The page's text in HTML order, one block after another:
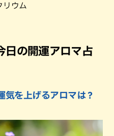
リウム
日の開運アロマ占
気を上げるアロマは？